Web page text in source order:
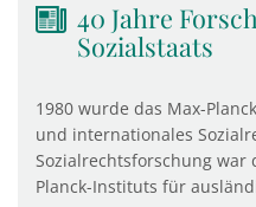
40 Jahre
Sozialstaats
1980 wurde das Max-
und internationales
Sozialrechtsforschung war
Planck-Instituts für